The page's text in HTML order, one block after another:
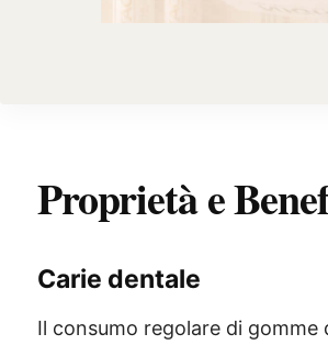
Proprietà e
Carie dentale
Il consumo regolare di gomme